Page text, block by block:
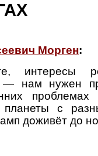
Морген:
интересы
нам нужен
с
доживёт до